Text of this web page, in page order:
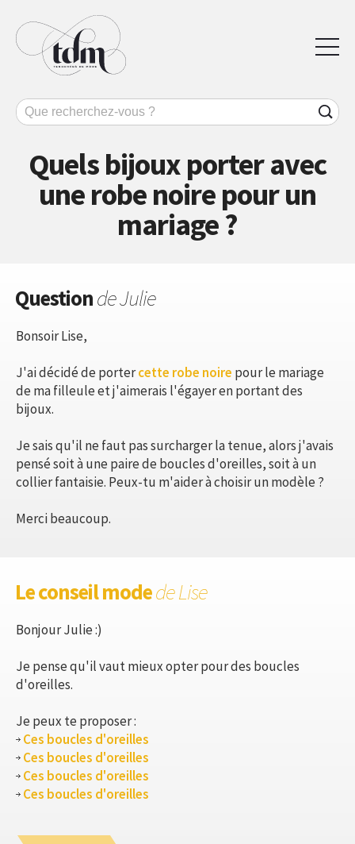
Quels bijoux porter avec
une robe noire pour un
mariage ?
Questionde Julie
Bonsoir Lise,
J'ai décidé de portercette robe noire pour le mariage
de ma filleule et j'aimerais l'égayer en portant des
bijoux.
Je sais qu'il ne faut pas surcharger la tenue, alors j'avais
pensé soit à une paire de boucles d'oreilles, soit à un
collier fantaisie. Peux-tu m'aider à choisir un modèle ?
Merci beaucoup.
Le conseil modede Lise
Bonjour Julie :)
Je pense qu'il vaut mieux opter pour des boucles
d'oreilles.
Je peux te proposer :
Ces boucles d'oreilles
Ces boucles d'oreilles
Ces boucles d'oreilles
Ces boucles d'oreilles